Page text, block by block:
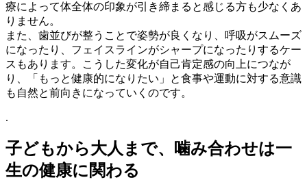
療によって体全体の印象が引き締まると感じる方も少なくあ
りません。
また、歯並びが整うことで姿勢が良くなり、呼吸がスムーズ
になったり、フェイスラインがシャープになったりするケー
スもあります。こうした変化が自己肯定感の向上につなが
り、「もっと健康的になりたい」と食事や運動に対する意識
も自然と前向きになっていくのです。
.
子どもから大人まで、噛み合わせは一
生の健康に関わる